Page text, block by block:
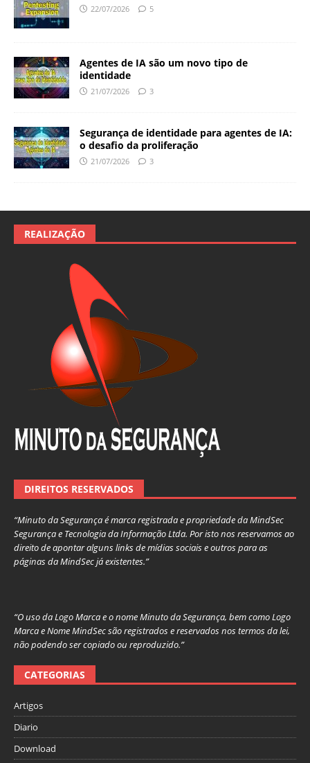
22/07/2026 5
Agentes de IA são um novo tipo de
identidade
21/07/2026 3
Segurança de identidade para agentes de IA:
o desafio da proliferação
21/07/2026 3
REALIZAÇÃO
DIREITOS RESERVADOS
“Minuto da Segurança é marca registrada e propriedade da MindSec
Segurança e Tecnologia da Informação Ltda. Por isto nos reservamos ao
direito de apontar alguns links de mídias sociais e outros para as
páginas da MindSec já existentes.”
“O uso da Logo Marca e o nome Minuto da Segurança, bem como Logo
Marca e Nome MindSec são registrados e reservados nos termos da lei,
não podendo ser copiado ou reproduzido.”
CATEGORIAS
Artigos
Diario
Download